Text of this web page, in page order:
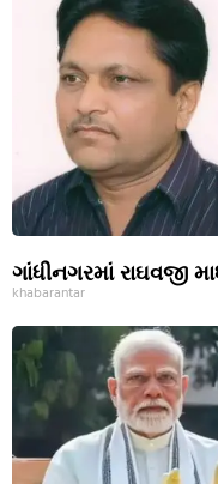
ગાંધીનગરમાં રાઘવજી
khabarantar